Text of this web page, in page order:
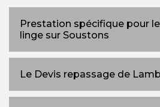
Prestation spécifique pour
linge sur Soustons
Le Devis repassage de